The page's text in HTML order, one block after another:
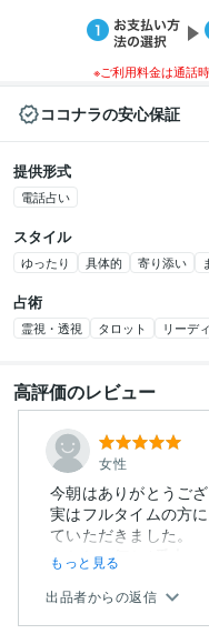
※ご利用料金は通話
ココナラの安心保証
提供形式
電話占い
スタイル
ゆったり 具体的 寄り添い
占術
霊視・透視 タロット リーデ
高評価のレビュー
女性
今朝はありがとうござ
実はフルタイムの方
ていただきました。
しかし、何か1番大...
もっと見る
出品者からの返信